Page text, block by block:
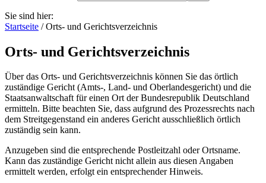
Sie sind hier:
Startseite /Orts- und Gerichtsverzeichnis
Orts- und Gerichtsverzeichnis
Über das Orts- und Gerichtsverzeichnis können Sie das örtlich
zuständige Gericht (Amts-, Land- und Oberlandesgericht) und die
Staatsanwaltschaft für einen Ort der Bundesrepublik Deutschland
ermitteln. Bitte beachten Sie, dass aufgrund des Prozessrechts nach
dem Streitgegenstand ein anderes Gericht ausschließlich örtlich
zuständig sein kann.
Anzugeben sind die entsprechende Postleitzahl oder Ortsname.
Kann das zuständige Gericht nicht allein aus diesen Angaben
ermittelt werden, erfolgt ein entsprechender Hinweis.